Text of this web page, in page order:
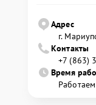
Адрес
г.
Контакты
+7 (863)
Время